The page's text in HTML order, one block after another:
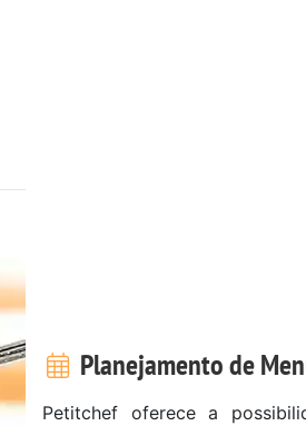
Planejamento de
Petitchef oferece a